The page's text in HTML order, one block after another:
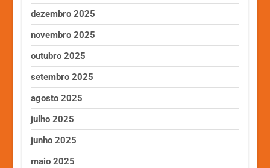
dezembro 2025
novembro 2025
outubro 2025
setembro 2025
agosto 2025
julho 2025
junho 2025
maio 2025